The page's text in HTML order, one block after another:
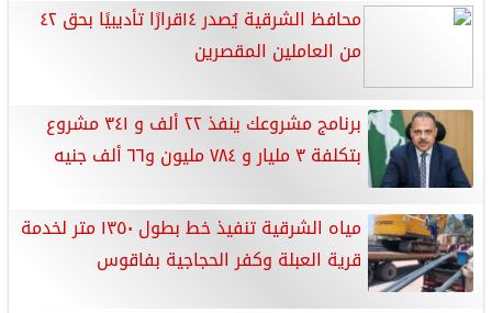
محافظ الشرقية يُصدر ١٤قرارًا تأديبيًا بحق ٤٢
من العاملين المقصرين
برنامج مشروعك ينفذ ٢٢ ألف و ٣٤١ مشروع
بتكلفة ٣ مليار و ٧٨٤ مليون و٦٦ ألف جنيه
مياه الشرقية تنفيذ خط بطول ١٣٥٠ متر لخدمة
قرية العبلة وكفر الحجاجية بفاقوس